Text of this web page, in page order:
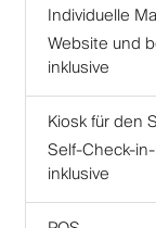
Individuelle
Website und
inklusive
Kiosk für den
Self-Check-
inklusive